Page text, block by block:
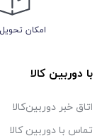
اﻣﮑﺎن
با دوربین کالا
اتاق خبر دوربین‌کالا
تماس با دوربین کالا